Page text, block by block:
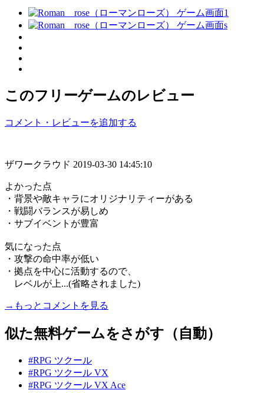
このフリーゲームのレビュー
コメント・レビューを追加する
ザワークラウド 2019-03-30 14:45:10
よかった点
・背景や敵キャラにオリジナリティーがある
・戦闘バランスが易しめ
・サブイベントが豊富
気になった点
・攻撃の命中率が低い
・拠点を中心に活動するので、
レベルが上...(省略されました)
→もっとコメントを見る
似た無料ゲームをさがす（自動）
#RPG ツクール
#RPG ツクール VX
#RPG ツクール VX Ace